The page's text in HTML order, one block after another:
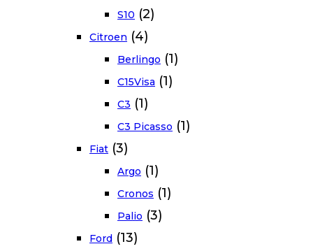
S10 (2)
Citroen (4)
Berlingo (1)
C15Visa (1)
C3 (1)
C3 Picasso (1)
Fiat (3)
Argo (1)
Cronos (1)
Palio (3)
Ford (13)